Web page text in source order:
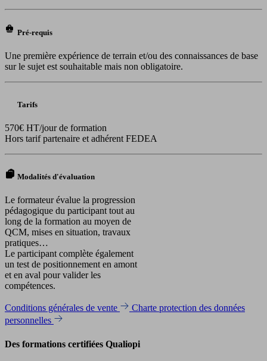
Pré-requis
Une première expérience de terrain et/ou des connaissances de base
sur le sujet est souhaitable mais non obligatoire.
Tarifs
570€ HT/jour de formation
Hors tarif partenaire et adhérent FEDEA
Modalités d'évaluation
Le formateur évalue la progression
pédagogique du participant tout au
long de la formation au moyen de
QCM, mises en situation, travaux
pratiques…
Le participant complète également
un test de positionnement en amont
et en aval pour valider les
compétences.
Conditions générales de vente
Charte protection des données
personnelles
Des formations certifiées Qualiopi